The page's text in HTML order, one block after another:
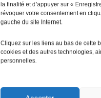
la finalité et d’appuyer sur «
révoquer votre consentement en
gauche du site Internet.
Cliquez sur les liens au bas de cette
cookies et des autres technologies,
personnelles.